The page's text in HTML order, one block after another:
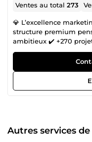
Ventes au total273
💎 L’excellence
structure premium
ambitieux ✔️ +270 projets réalisés 🏛️ ✔️ +170 avis positifs
⭐⭐⭐⭐⭐ ✔️ Top 13
Livraison express
🟦⬜🟥 ✔️ Disponible 7j/7 📅 🚀 Votre entreprise
mieux qu’une
Aujourd’hui, les
exactement ce que nous
mission Transformer vos idées en véritable machine de
Autres services